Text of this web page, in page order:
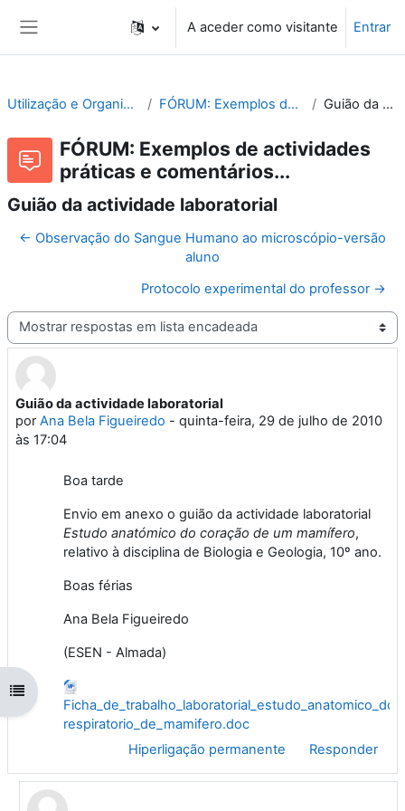
A aceder como visitante Entrar
Abrir índice da disciplina
Utilização e Organização de Laboratórios Escolares FÓRUM: Exemplos de actividades práticas e comentários... Guião da actividade laboratorial
FÓRUM: Exemplos de actividades
práticas e comentários...
Guião da actividade laboratorial
← Observação do Sangue Humano ao microscópio-versão
aluno
Protocolo experimental do professor →
Modo de visualização
Guião da actividade laboratorial
porAna Bela Figueiredo - quinta-feira, 29 de julho de 2010
às 17:04
Número de respostas: 1
Boa tarde
Envio em anexo o guião da actividade laboratorial
Estudo anatómico do coração de um mamífero,
relativo à disciplina de Biologia e Geologia, 10º ano.
Boas férias
Ana Bela Figueiredo
(ESEN - Almada)
respiratorio_de_mamifero.doc
Hiperligação permanente
Responder